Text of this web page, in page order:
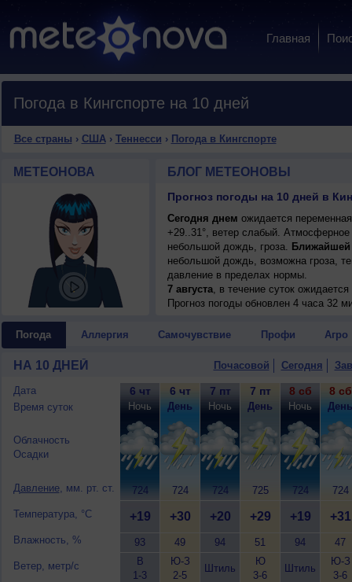
Главная
Погода в Кингспорте на 10 дней
Все страны › США› Теннесси › Погода в Кингспорте
МЕТЕОНОВА БЛОГ МЕТЕОНОВЫ
Прогноз погоды на 10 дней в
Сегодня днем ожидается
+29..31°, ветер слабый.
небольшой дождь, гроза.
небольшой дождь, возможна гроза,
давление в пределах нормы.
7 августа, в течение суток
возможна гроза; ночью +19..21°,
ночью +19..21°, днем +28..30°, ветер
возможна гроза; ночью +18..20°,
, ожидается малооблачная
ночью +18..20°, днем +30..32°, ветер
Прогноз погоды обновлен 4 часа 32
Погода Аллергия Самочувствие Профи Агро
НА 10 ДНЕЙ Почасовой Сегодня
Дата
Время суток
Облачность
Осадки
Давление, мм. рт. ст.
Температура, °C
Влажность, %
Ветер, метр/с
6 чт
Ночь
724
+19
93
В
1-3
6 чт
День
724
+30
49
Ю-З
2-5
7 пт
Ночь
724
+20
94
Штиль
7 пт
День
725
+29
51
Ю
3-6
8 сб
Ночь
724
+19
94
Штиль
8 сб
День
724
+31
47
Ю-З
3-6